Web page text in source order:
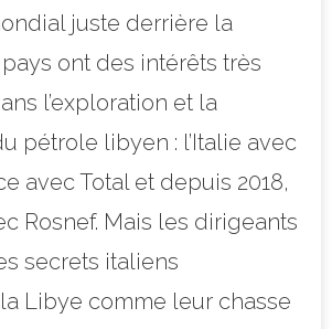
juste derrière la
pays ont des intérêts très
l’exploration et la
pétrole libyen : l’Italie avec
avec Total et depuis 2018,
Rosnef. Mais les dirigeants
secrets italiens
Libye comme leur chasse